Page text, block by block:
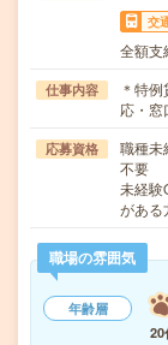
交
全額支
仕事内容
＊特
応・
応募資格
職種未
不要
未経験
がある
職場の雰囲気
年齢層
20